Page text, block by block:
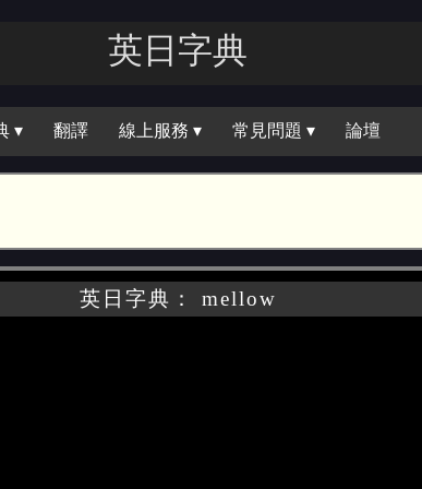
英日字典
▾ 翻譯 線上服務 ▾ 常見問題 ▾ 論壇
英日字典： mellow